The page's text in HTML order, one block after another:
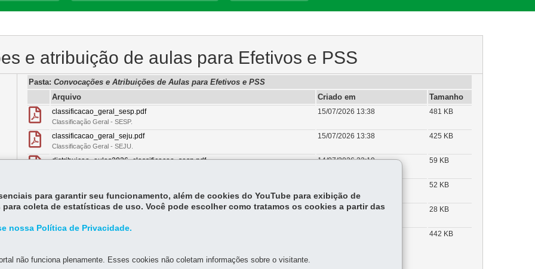
e atribuição de aulas para Efetivos e PSS
Pasta: Convocações e Atribuições de Aulas para Efetivos e PSS
Arquivo
Criado em Tamanho
classificacao_geral_sesp.pdf
Classificação Geral - SESP.
15/07/2026 13:38 481 KB
classificacao_geral_seju.pdf
Classificação Geral - SEJU.
15/07/2026 13:38 425 KB
distribuicao_aulas2026_classificacao_sesp.pdf 14/07/2026 22:19 59 KB
Distribuição de Aulas 2026 - Classificação SEJU.
52 KB
distribuicao_aulas2026_classificacao_docencia.pdf 14/07/2026 22:18 28 KB
edital_convocacao_distribuicao_aulas2026_novo.pdf
conforme critérios estabelecidos na Resolução n. o 3.298/2026, alterada pela Resolução
442 KB
para garantir seu funcionamento, além de cookies do YouTube para exibição de
coleta de estatísticas de uso. Você pode escolher como tratamos os cookies a partir das
nossa Política de Privacidade.
não funciona plenamente. Esses cookies não coletam informações sobre o visitante.